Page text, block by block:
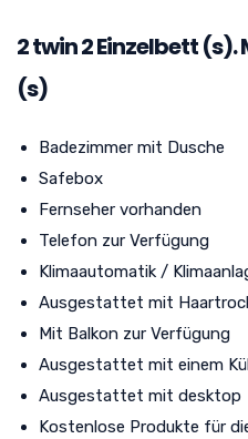
2 twin2Einzelbett (s).
(s)
Badezimmer mit Dusche
Safebox
Fernseher vorhanden
Telefon zur Verfügung
Klimaautomatik /
Ausgestattet mit
Mit Balkon zur Verfügung
Ausgestattet mit einem
Ausgestattet mit desktop
Kostenlose Produkte für